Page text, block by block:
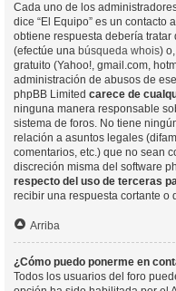
Cada uno de los
dice “El Equipo” es un contacto
obtiene respuesta debería
(efectúe una búsqueda whois)
gratuito (Yahoo!, gmail.com,
administración de abusos de
phpBB Limited carece de
ninguna manera responsable
sistema de foros. No tiene
relación a asuntos legales
comentarios, etc.) que no sean
discreción misma del software
respecto del uso de terceras
recibir una respuesta cortante o
Arriba
¿Cómo puedo ponerme en
Todos los usuarios del foro